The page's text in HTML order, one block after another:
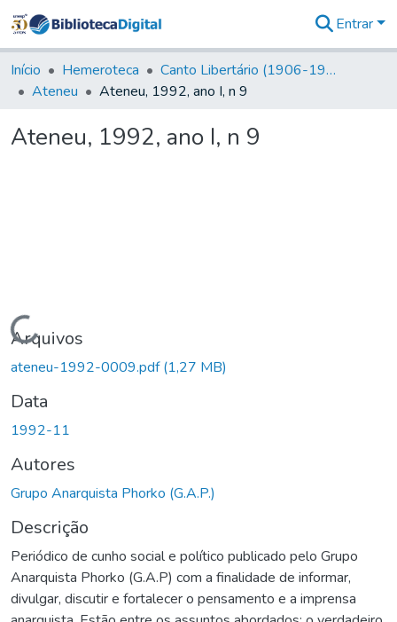
&
Coleções
Tudo na
Digital
Entrar
Início Hemeroteca
Canto Libertário (1906-1995)
Ateneu
Ateneu, 1992, ano I, n 9
Ateneu, 1992, ano I, n 9
Carregando...
Arquivos
ateneu-1992-0009.pdf(1,27 MB)
Data
1992-11
Autores
Grupo Anarquista Phorko (G.A.P.)
Descrição
Periódico de cunho social e político publicado pelo Grupo
Anarquista Phorko (G.A.P) com a finalidade de informar,
divulgar, discutir e fortalecer o pensamento e a imprensa